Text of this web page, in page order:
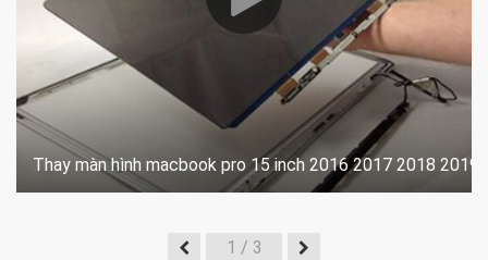
Thay màn hình macbook pro 15 inch 2016 2017 2018 2019
1 / 3